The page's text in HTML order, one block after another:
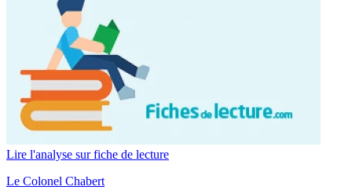
Lire l'analyse sur fiche de lecture
Le Colonel Chabert